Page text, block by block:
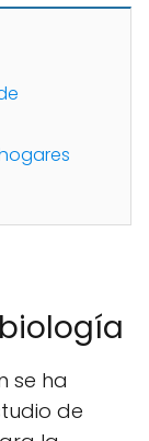
se ha
de